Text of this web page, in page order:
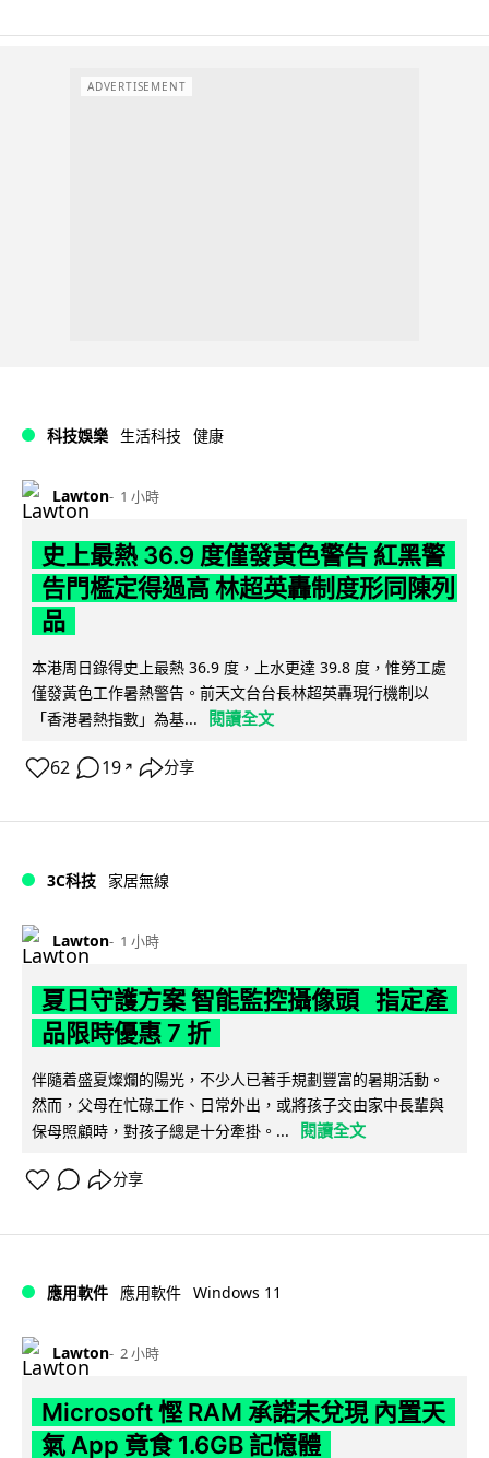
ADVERTISEMENT
科技娛樂 生活科技 健康
Lawton 1 小時
史上最熱 36.9 度僅發黃色警告 紅黑警
告門檻定得過高 林超英轟制度形同陳列
品
本港周日錄得史上最熱 36.9 度，上水更達 39.8 度，惟勞工處
僅發黃色工作暑熱警告。前天文台台長林超英轟現行機制以
「香港暑熱指數」為基...
閱讀全文
62 19 ↗ 分享
3C科技 家居無線
Lawton 1 小時
夏日守護方案 智能監控攝像頭 指定產
品限時優惠 7 折
伴隨着盛夏燦爛的陽光，不少人已著手規劃豐富的暑期活動。
然而，父母在忙碌工作、日常外出，或將孩子交由家中長輩與
保母照顧時，對孩子總是十分牽掛。...
閱讀全文
分享
應用軟件 應用軟件 Windows 11
Lawton 2 小時
Microsoft 慳 RAM 承諾未兌現 內置天
氣 App 竟食 1.6GB 記憶體